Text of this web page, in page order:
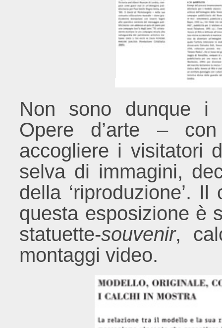
Non sono dunque i
Opere d’arte –
accogliere i visitatori
selva di immagini,
della ‘riproduzione’.
questa esposizione è
statuette-souvenir,
montaggi video.